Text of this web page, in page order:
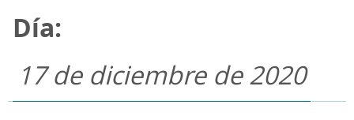
Día:
17 de diciembre de 2020